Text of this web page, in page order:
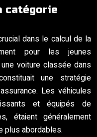
catégorie
dans le calcul de la
pour les jeunes
voiture classée dans
une stratégie
Les véhicules
et équipés de
étaient généralement
plus abordables.